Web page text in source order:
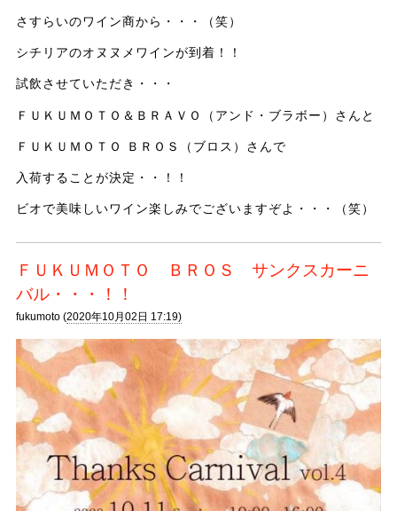
さすらいのワイン商から・・・（笑）
シチリアのオヌヌメワインが到着！！
試飲させていただき・・・
ＦＵＫＵＭＯＴＯ＆ＢＲＡＶＯ（アンド・ブラボー）さんと
ＦＵＫＵＭＯＴＯ ＢＲＯＳ（ブロス）さんで
入荷することが決定・・！！
ビオで美味しいワイン楽しみでございますぞよ・・・（笑）
ＦＵＫＵＭＯＴＯ ＢＲＯＳ サンクスカーニ
バル・・・！！
fukumoto (2020年10月02日 17:19)